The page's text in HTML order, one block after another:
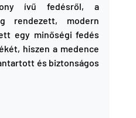
ívű fedésről, a
rendezett, modern
egy minőségi fedés
hiszen a medence
és biztonságos